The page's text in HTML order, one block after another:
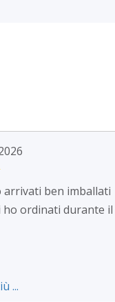
arrivati ben imballati
ordinati durante il
...